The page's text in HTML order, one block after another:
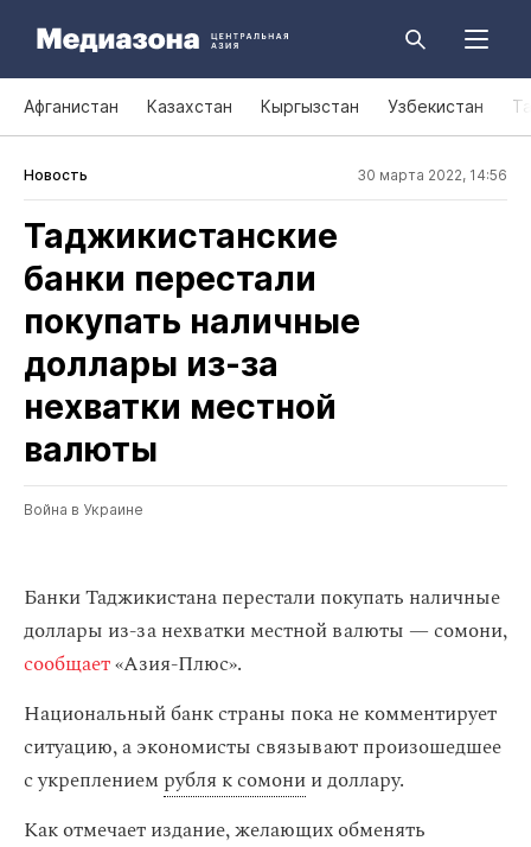
Афганистан Казахстан Кыргызстан Узбекистан
Новость 30 марта 2022, 14:56
Таджикистанские
банки перестали
покупать наличные
доллары из‑за
нехватки местной
валюты
Война в Украине
Банки Таджикистана перестали покупать наличные
доллары из-за нехватки местной валюты — сомони,
сообщает«Азия-Плюс».
Национальный банк страны пока не комментирует
ситуацию, а экономисты связывают произошедшее
с укреплением рубля к сомонии доллару.
Как отмечает издание, желающих обменять